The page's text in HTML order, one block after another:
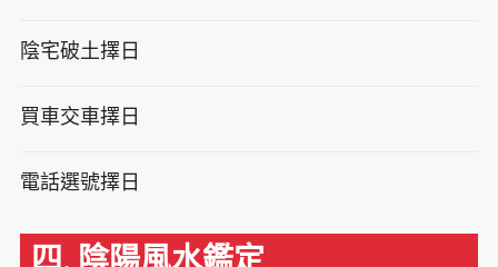
陰宅破土擇日
買車交車擇日
電話選號擇日